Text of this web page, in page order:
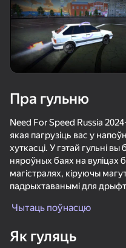
Гульня працуе
Car Crash Test
Пра гульню
Need For Speed Russia
якая пагрузіць вас у
хуткасці. У гэтай гульні
няроўных баях на вуліцах
магістралях, кіруючы
падрыхтаванымі для
Рэалістычная фізіка
дрэйфу на рэальных
Чытаць поўнасцю
Як гуляць